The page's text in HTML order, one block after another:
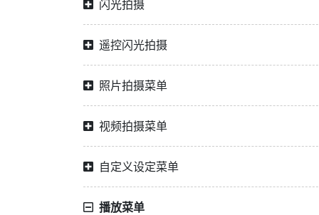
闪光拍摄
遥控闪光拍摄
照片拍摄菜单
视频拍摄菜单
自定义设定菜单
播放菜单